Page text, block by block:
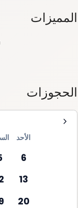
المميزات
الحجوزات
الأحد
6
13
20